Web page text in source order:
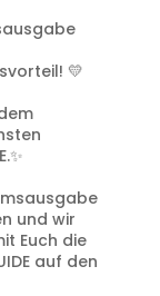
💛
und wir
Euch die
auf den